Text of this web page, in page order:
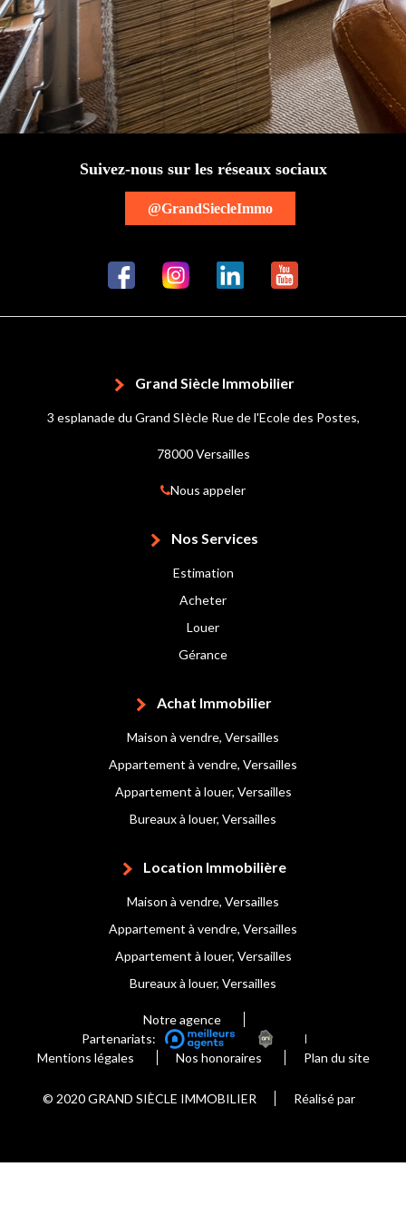
Suivez-nous sur les réseaux sociaux
@GrandSiecleImmo
Grand Siècle Immobilier
3 esplanade du Grand SIècle Rue de l'Ecole des Postes,
78000 Versailles
Nous appeler
Nos Services
Estimation
Acheter
Louer
Gérance
Achat Immobilier
Maison à vendre, Versailles
Appartement à vendre, Versailles
Appartement à louer, Versailles
Bureaux à louer, Versailles
Location Immobilière
Maison à vendre, Versailles
Appartement à vendre, Versailles
Appartement à louer, Versailles
Bureaux à louer, Versailles
Notre agence
Partenariats:
Mentions légales
Nos honoraires Plan du site
© 2020 GRAND SIÈCLE IMMOBILIER Réalisé par